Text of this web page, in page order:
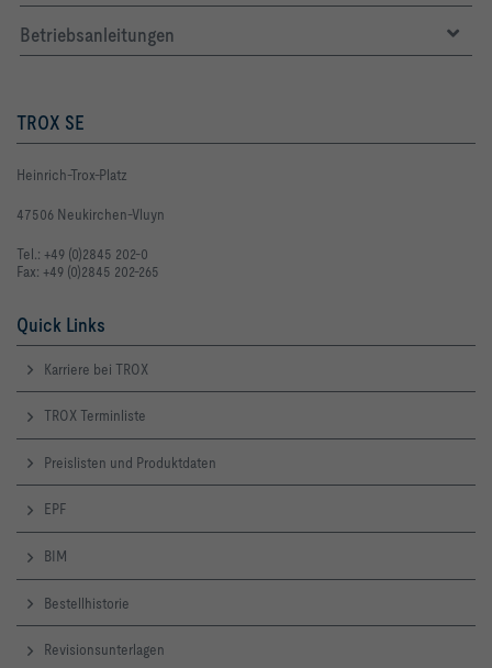
Betriebsanleitungen
TROX SE
Heinrich-Trox-Platz
47506 Neukirchen-Vluyn
Tel.: +49 (0)2845 202-0
Fax: +49 (0)2845 202-265
Quick Links
Karriere bei TROX
TROX Terminliste
Preislisten und Produktdaten
EPF
BIM
Bestellhistorie
Revisionsunterlagen